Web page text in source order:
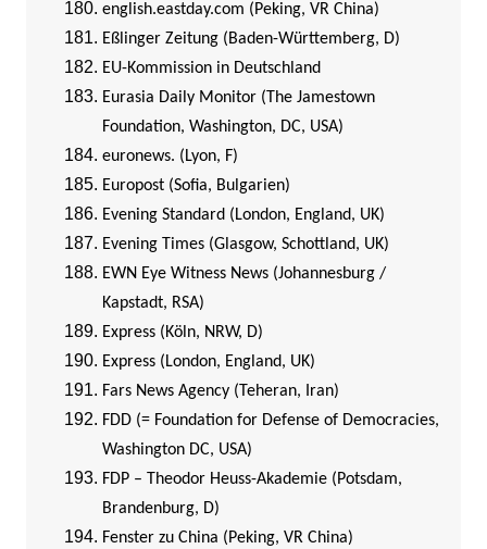
english.eastday.com (Peking, VR China)
Eßlinger Zeitung (Baden-Württemberg, D)
EU-Kommission in Deutschland
Eurasia Daily Monitor (The Jamestown
Foundation, Washington, DC, USA)
euronews. (Lyon, F)
Europost (Sofia, Bulgarien)
Evening Standard (London, England, UK)
Evening Times (Glasgow, Schottland, UK)
EWN Eye Witness News (Johannesburg /
Kapstadt, RSA)
Express (Köln, NRW, D)
Express (London, England, UK)
Fars News Agency (Teheran, Iran)
FDD (= Foundation for Defense of Democracies,
Washington DC, USA)
FDP – Theodor Heuss-Akademie (Potsdam,
Brandenburg, D)
Fenster zu China (Peking, VR China)